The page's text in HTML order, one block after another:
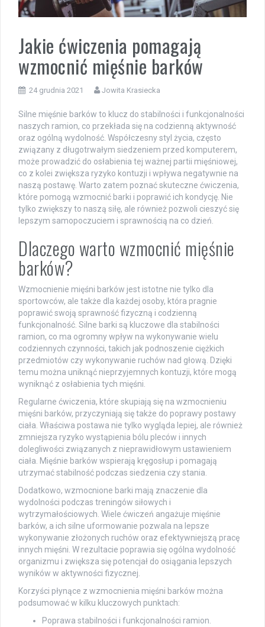
Jakie ćwiczenia pomagają
wzmocnić mięśnie barków
24 grudnia 2021 Jowita Krasiecka
Silne mięśnie barków to klucz do stabilności i funkcjonalności
naszych ramion, co przekłada się na codzienną aktywność
oraz ogólną wydolność. Współczesny styl życia, często
związany z długotrwałym siedzeniem przed komputerem,
może prowadzić do osłabienia tej ważnej partii mięśniowej,
co z kolei zwiększa ryzyko kontuzji i wpływa negatywnie na
naszą postawę. Warto zatem poznać skuteczne ćwiczenia,
które pomogą wzmocnić barki i poprawić ich kondycję. Nie
tylko zwiększy to naszą siłę, ale również pozwoli cieszyć się
lepszym samopoczuciem i sprawnością na co dzień.
Dlaczego warto wzmocnić mięśnie
barków?
Wzmocnienie mięśni barków jest istotne nie tylko dla
sportowców, ale także dla każdej osoby, która pragnie
poprawić swoją sprawność fizyczną i codzienną
funkcjonalność. Silne barki są kluczowe dla stabilności
ramion, co ma ogromny wpływ na wykonywanie wielu
codziennych czynności, takich jak podnoszenie ciężkich
przedmiotów czy wykonywanie ruchów nad głową. Dzięki
temu można uniknąć nieprzyjemnych kontuzji, które mogą
wyniknąć z osłabienia tych mięśni.
Regularne ćwiczenia, które skupiają się na wzmocnieniu
mięśni barków, przyczyniają się także do poprawy postawy
ciała. Właściwa postawa nie tylko wygląda lepiej, ale również
zmniejsza ryzyko wystąpienia bólu pleców i innych
dolegliwości związanych z nieprawidłowym ustawieniem
ciała. Mięśnie barków wspierają kręgosłup i pomagają
utrzymać stabilność podczas siedzenia czy stania.
Dodatkowo, wzmocnione barki mają znaczenie dla
wydolności podczas treningów siłowych i
wytrzymałościowych. Wiele ćwiczeń angażuje mięśnie
barków, a ich silne uformowanie pozwala na lepsze
wykonywanie złożonych ruchów oraz efektywniejszą pracę
innych mięśni. W rezultacie poprawia się ogólna wydolność
organizmu i zwiększa się potencjał do osiągania lepszych
wyników w aktywności fizycznej.
Korzyści płynące z wzmocnienia mięśni barków można
podsumować w kilku kluczowych punktach:
Poprawa stabilności i funkcjonalności ramion.